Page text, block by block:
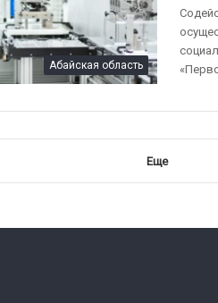
Абайская область
Еще